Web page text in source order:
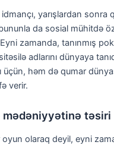
yarışlardan sonra
da sosial mühitdə
zamanda, tanınmış
adlarını dünyaya
üçün, həm də qumar
verir.
mədəniyyətinə təsiri
oyun olaraq deyil, eyni